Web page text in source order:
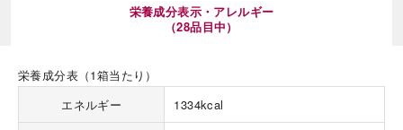
栄養成分表示・アレルギー
（28品目中）
栄養成分表（1箱当たり）
エネルギー
1334kcal